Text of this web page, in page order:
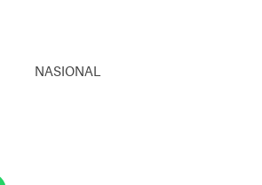
NASIONAL